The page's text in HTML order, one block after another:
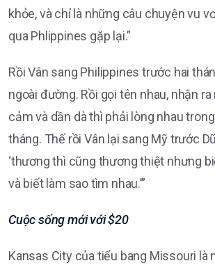
khỏe, và chỉ là những câu chuyện vu
qua Phlippines gặp lại.”
Rồi Vân sang Philippines trước hai
ngoài đường. Rồi gọi tên nhau, nhận
cảm và dần dà thì phải lòng nhau
tháng. Thế rồi Vân lại sang Mỹ trước
‘thương thì cũng thương thiệt nhưng
và biết làm sao tìm nhau.’”
Cuộc sống mới với $20
Kansas City của tiểu bang Missouri là